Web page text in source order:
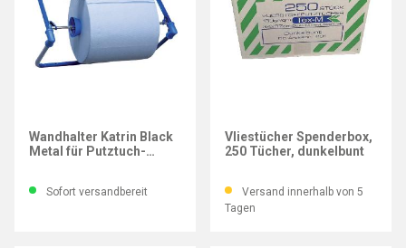
Wandhalter Katrin Black
Metal für Putztuch-
Sofort versandbereit
Vliestücher Spenderbox,
250 Tücher, dunkelbunt
Versand innerhalb von 5
Tagen